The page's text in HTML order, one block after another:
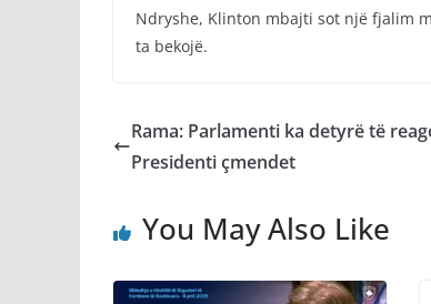
Ndryshe, Klinton mbajti sot një fjalim
ta bekojë.
Rama: Parlamenti ka detyrë të
Presidenti çmendet
You May Also Like